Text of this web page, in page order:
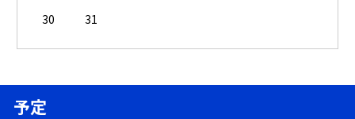
30
31
予定